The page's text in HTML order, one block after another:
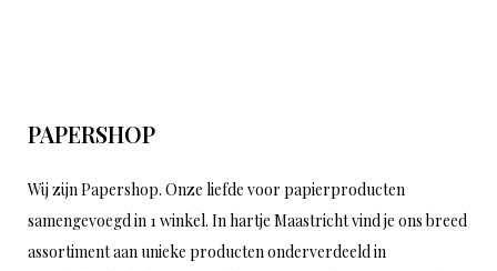
PAPERSHOP
Wij zijn Papershop. Onze liefde voor papierproducten
samengevoegd in 1 winkel. In hartje Maastricht vind je ons breed
assortiment aan unieke producten onderverdeeld in